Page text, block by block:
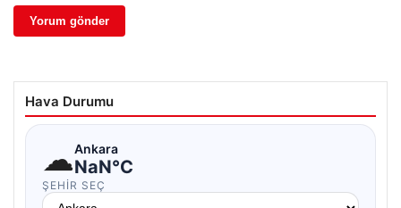
Hava Durumu
☁Ankara
NaN°C
ŞEHIR SEÇ